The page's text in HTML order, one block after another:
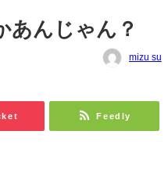
あんじゃん？
mizu su
Feedly